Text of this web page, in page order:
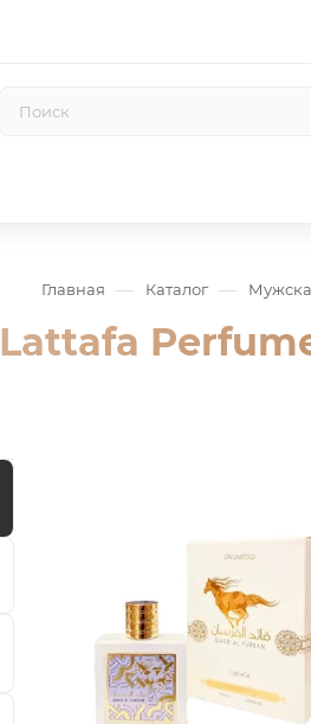
Главная — Каталог —
Lattafa